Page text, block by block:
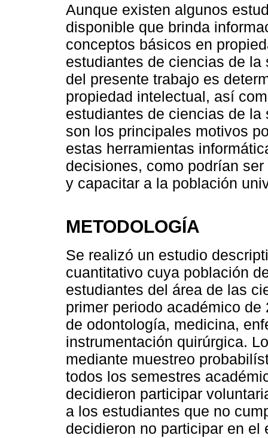
Aunque existen algunos
disponible que brinda
conceptos básicos en
estudiantes de ciencias de
del presente trabajo es
propiedad intelectual, así
estudiantes de ciencias de
son los principales motivos
estas herramientas
decisiones, como podrían
y capacitar a la población
METODOLOGÍA
Se realizó un estudio
cuantitativo cuya población
estudiantes del área de las
primer periodo académico
de odontología, medicina,
instrumentación quirúrgica.
mediante muestreo
todos los semestres
decidieron participar
a los estudiantes que no
decidieron no participar en el